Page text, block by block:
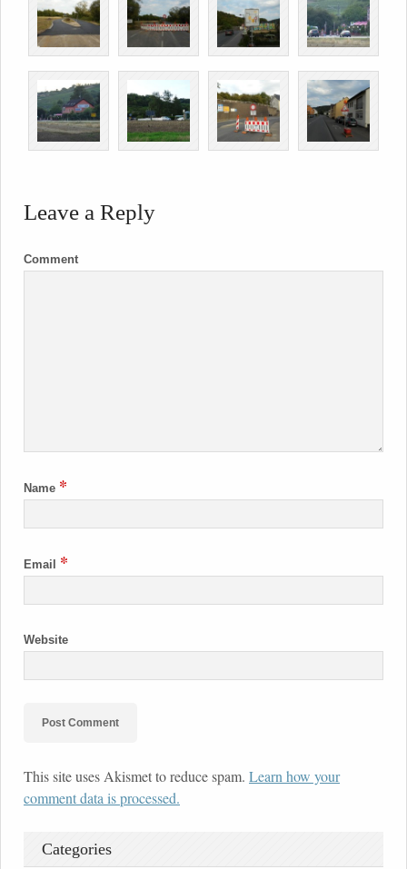
Leave a Reply
Comment
Name *
Email *
Website
This site uses Akismet to reduce spam. Learn how your
comment data is processed.
Categories